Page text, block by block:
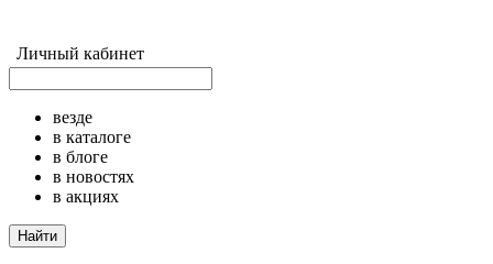
Личный кабинет
везде
в каталоге
в блоге
в новостях
в акциях
Найти